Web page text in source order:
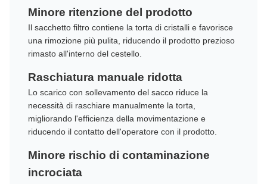
Minore ritenzione del prodotto
Il sacchetto filtro contiene la torta di cristalli e favorisce
una rimozione più pulita, riducendo il prodotto prezioso
rimasto all'interno del cestello.
Raschiatura manuale ridotta
Lo scarico con sollevamento del sacco riduce la
necessità di raschiare manualmente la torta,
migliorando l'efficienza della movimentazione e
riducendo il contatto dell'operatore con il prodotto.
Minore rischio di contaminazione
incrociata